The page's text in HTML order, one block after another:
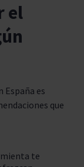
el
España es
que
te